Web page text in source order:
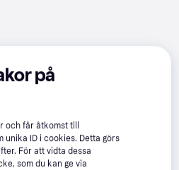
på
och får åtkomst till
unika ID i cookies. Detta görs
För att vidta dessa
som du kan ge via